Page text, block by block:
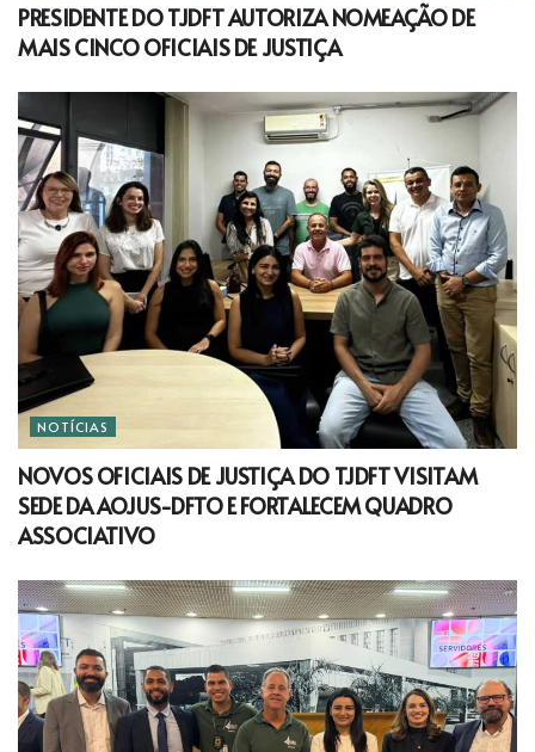
PRESIDENTE DO TJDFT AUTORIZA NOMEAÇÃO DE
MAIS CINCO OFICIAIS DE JUSTIÇA
NOTÍCIAS
NOVOS OFICIAIS DE JUSTIÇA DO TJDFT VISITAM
SEDE DA AOJUS-DFTO E FORTALECEM QUADRO
ASSOCIATIVO